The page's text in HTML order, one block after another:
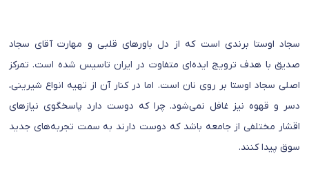
سجاد اوستا برندی است که از دل باورهای قلبی و مهارت آقای سجاد
صدیق با هدف ترویج ایده‌ای متفاوت در ایران تاسیس شده است. تمرکز
اصلی سجاد اوستا بر روی نان است. اما در کنار آن از تهیه انواع شیرینی،
دسر و قهوه نیز غافل نمی‌شود. چرا که دوست دارد پاسخگوی نیازهای
اقشار مختلفی از جامعه باشد که دوست دارند به سمت تجربه‌های جدید
سوق پیدا کنند.